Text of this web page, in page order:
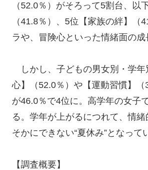
（52.0％）がそろって5割台、以
（41.8％）、5位【家族の絆】
ラや、冒険心といった情緒面の
しかし、子どもの男女別・学年
心】（52.0％）や【運動習慣】（
が46.0％で4位に。高学年の女子
る。学年が上がるにつれて、情
そかにできない“夏休み”となって
【調査概要】